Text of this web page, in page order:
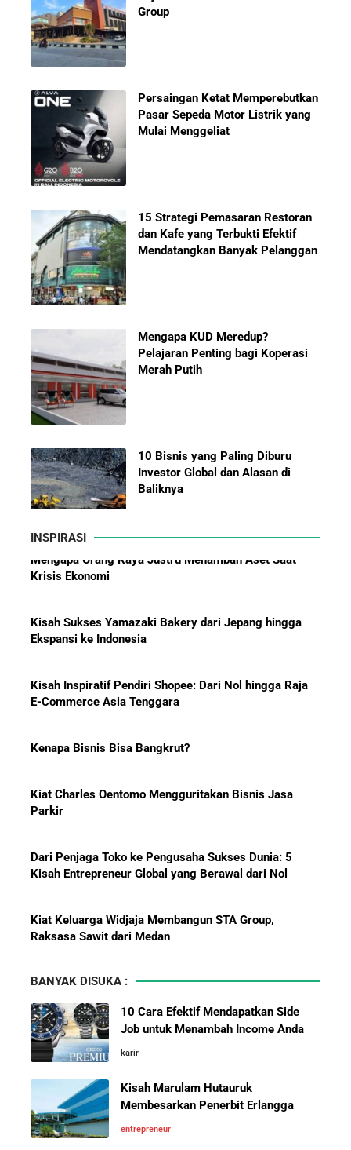
Group
Persaingan Ketat Memperebutkan
Pasar Sepeda Motor Listrik yang
Mulai Menggeliat
15 Strategi Pemasaran Restoran
dan Kafe yang Terbukti Efektif
Mendatangkan Banyak Pelanggan
Mengapa KUD Meredup?
Pelajaran Penting bagi Koperasi
Merah Putih
10 Bisnis yang Paling Diburu
Investor Global dan Alasan di
Baliknya
Menanti Solar B50: Mampukah
Menjadi Revolusi Baru Energi
BBM?
Bisnis-Bisnis dan Pendapatan
Menaklukkan Eropa
Investor Asing Incar Take Over
Besar
INSPIRASI
Kisah Sukses Yamazaki Bakery dari Jepang hingga
Kisah Inspiratif Pendiri Shopee: Dari Nol hingga Raja
Kenapa Bisnis Bisa Bangkrut?
Kiat Charles Oentomo Mengguritakan Bisnis Jasa
Dari Penjaga Toko ke Pengusaha Sukses Dunia: 5
Kiat Keluarga Widjaja Membangun STA Group,
5 Karakter yang Membuat Bisnis Tidak Pernah Maju,
10 Hambatan Utama Pemasaran yang Tidak Bisa
Diselesaikan oleh AI
Cara Menggunakan Canva di ChatGPT untuk
Mendesain Presentasi Secara Cepat dan Mudah
5 Pelajaran Hidup dari Pendiri Traveloka untuk Anak
BANYAK DISUKA :
10 Cara Efektif Mendapatkan Side
Job untuk Menambah Income Anda
karir
Kisah Marulam Hutauruk
Membesarkan Penerbit Erlangga
entrepreneur